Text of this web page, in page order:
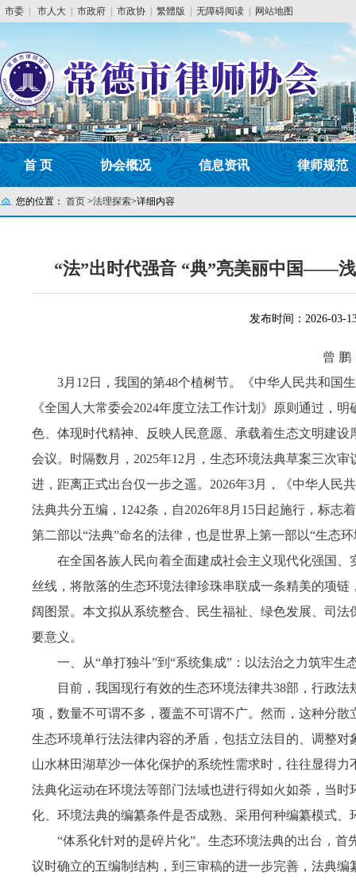
市委 市人大 市政府 市政协 繁體版 无障碍阅读 网站地图
首 页 协会概况 信息资讯 律师规范
您的位置： 首页 >法理探索>详细内容
“法”出时代强音 “典”亮美丽中国——
发布时间：2026-03-
曾 鹏
3月12日，我国的第48个植树节。《中华人民共和国
《全国人大常委会2024年度立法工作计划》原则通过，
色、体现时代精神、反映人民意愿、承载着生态文明建
会议。时隔数月，2025年12月，生态环境法典草案三次
进，距离正式出台仅一步之遥。2026年3月，《中华人民
法典共分五编，1242条，自2026年8月15日起施行，标
第二部以“法典”命名的法律，也是世界上第一部以“生态
在全国各族人民向着全面建成社会主义现代化强国
丝线，将散落的生态环境法律珍珠串联成一条精美的项
阔图景。本文拟从系统整合、民生福祉、绿色发展、司
要意义。
一、从“单打独斗”到“系统集成”：以法治之力筑牢生
目前，我国现行有效的生态环境法律共38部，行政
项，数量不可谓不多，覆盖不可谓不广。然而，这种分
生态环境单行法法律内容的矛盾，包括立法目的、调整
山水林田湖草沙一体化保护的系统性需求时，往往显得
法典化运动在环境法等部门法域也进行得如火如荼，当
化、环境法典的编纂条件是否成熟、采用何种编纂模式、
“体系化针对的是碎片化”。生态环境法典的出台，
议时确立的五编制结构，到三审稿的进一步完善，法典